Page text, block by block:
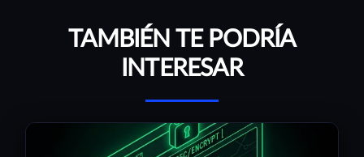
TAMBIÉN TE PODRÍA
INTERESAR